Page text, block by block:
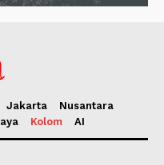
Jakarta
Nusantara
Kolom AI